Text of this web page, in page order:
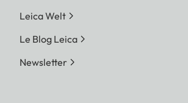
Leica Welt
Le Blog Leica
Newsletter